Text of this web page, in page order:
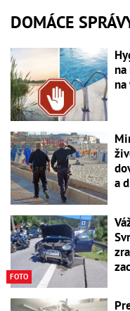
DOMÁCE
na
a
FOTO